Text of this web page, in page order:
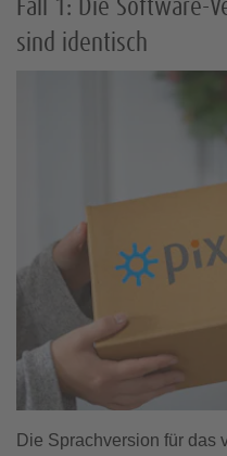
Fall 1: Die Software-
sind identisch
Die Sprachversion für das